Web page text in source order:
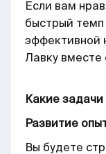
Если вам
быстрый темп
эффективной
Лавку вместе
Какие
Развитие
Вы будете